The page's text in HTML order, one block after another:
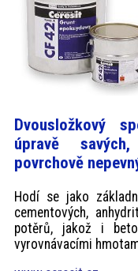
Kontakt
Dvousložkový
úpravě
povrchově
Hodí se jako
cementových,
potěrů, jakož i
vyrovnávacími